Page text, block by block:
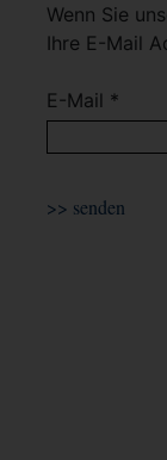
Wenn Sie
Ihre E-Mail
E-Mail *